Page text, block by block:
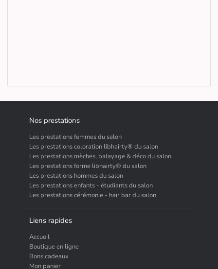
Nos prestations
Les prestations femmes du salon
Les prestations coloration libhairty® du salon
Les prestations mèches, balayage & déco du salon
Les prestations forme libhairty® du salon
Les prestations hommes du salon
Les prestations enfants - étudiants du salon
Les prestations cérémonie - hair bar du salon
Liens rapides
Accueil
Boutique en ligne
Bons cadeaux
Mon panier